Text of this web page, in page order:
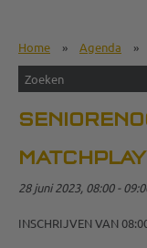
Home » Agenda »
MATCHPLAY
28 juni 2023, 08:00 -
INSCHRIJVEN VAN